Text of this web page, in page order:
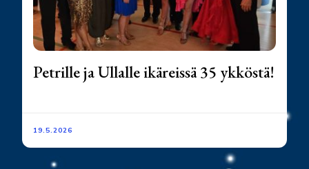
Petrille ja Ullalle ikäreissä 35 ykköstä!
19.5.2026